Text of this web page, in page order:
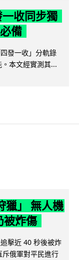
收同步獨
備
發一收」分軌錄
本文經實測其...
獵」 無人機
被炸傷
擊近 40 秒後被炸
俄軍對平民進行